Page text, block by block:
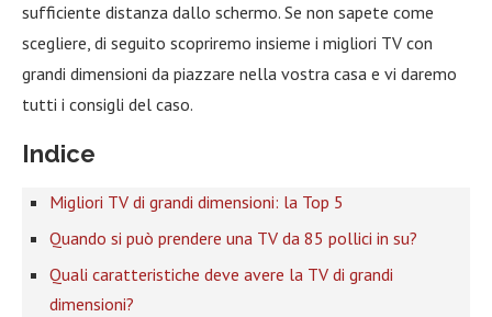
sufficiente distanza dallo schermo. Se non sapete come
scegliere, di seguito scopriremo insieme i migliori TV con
grandi dimensioni da piazzare nella vostra casa e vi daremo
tutti i consigli del caso.
Indice
Migliori TV di grandi dimensioni: la Top 5
Quando si può prendere una TV da 85 pollici in su?
Quali caratteristiche deve avere la TV di grandi
dimensioni?